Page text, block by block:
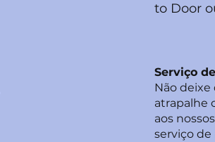
to Door
Serviço
Não
atrapalhe
aos
serviço de